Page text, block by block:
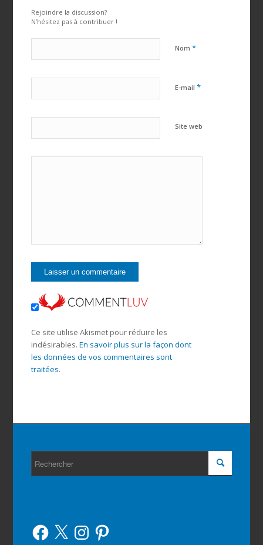
Rejoindre la discussion?
N’hésitez pas à contribuer !
Nom *
E-mail *
Site web
Ce site utilise Akismet pour réduire les
indésirables. En savoir plus sur la façon dont
les données de vos commentaires sont
traitées.
Facebook
X InstagramPinterest